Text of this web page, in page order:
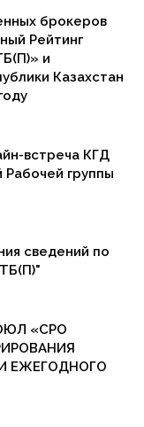
брокеров
Рейтинг
и
Казахстан
встреча КГД
группы
сведений по
«СРО
ЕЖЕГОДНОГО